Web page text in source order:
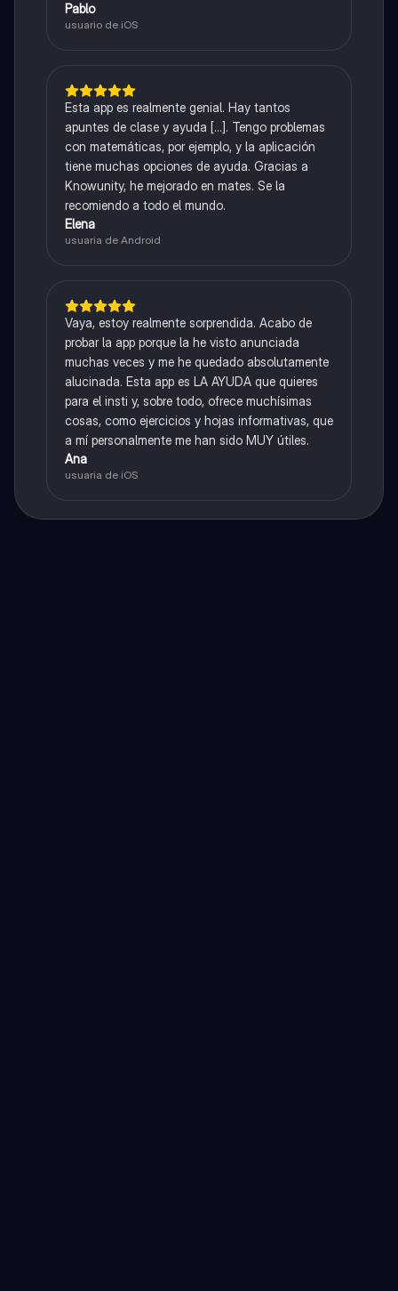
Pablo
usuario de iOS
Esta app es realmente genial. Hay tantos
apuntes de clase y ayuda [...]. Tengo problemas
con matemáticas, por ejemplo, y la aplicación
tiene muchas opciones de ayuda. Gracias a
Knowunity, he mejorado en mates. Se la
recomiendo a todo el mundo.
Elena
usuaria de Android
Vaya, estoy realmente sorprendida. Acabo de
probar la app porque la he visto anunciada
muchas veces y me he quedado absolutamente
alucinada. Esta app es LA AYUDA que quieres
para el insti y, sobre todo, ofrece muchísimas
cosas, como ejercicios y hojas informativas, que
a mí personalmente me han sido MUY útiles.
Ana
usuaria de iOS